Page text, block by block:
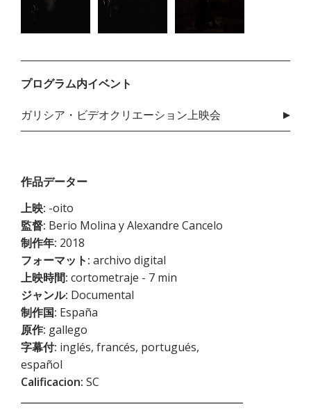
プログラム内イベント
ガリシア・ビデオクリエーション上映会
作品データー
上映: -oito
監督: Berio Molina y Alexandre Cancelo
制作年: 2018
フォーマット: archivo digital
上映時間: cortometraje - 7 min
ジャンル: Documental
制作国: España
原作: gallego
字幕付: inglés, francés, portugués,
español
Calificacion: SC